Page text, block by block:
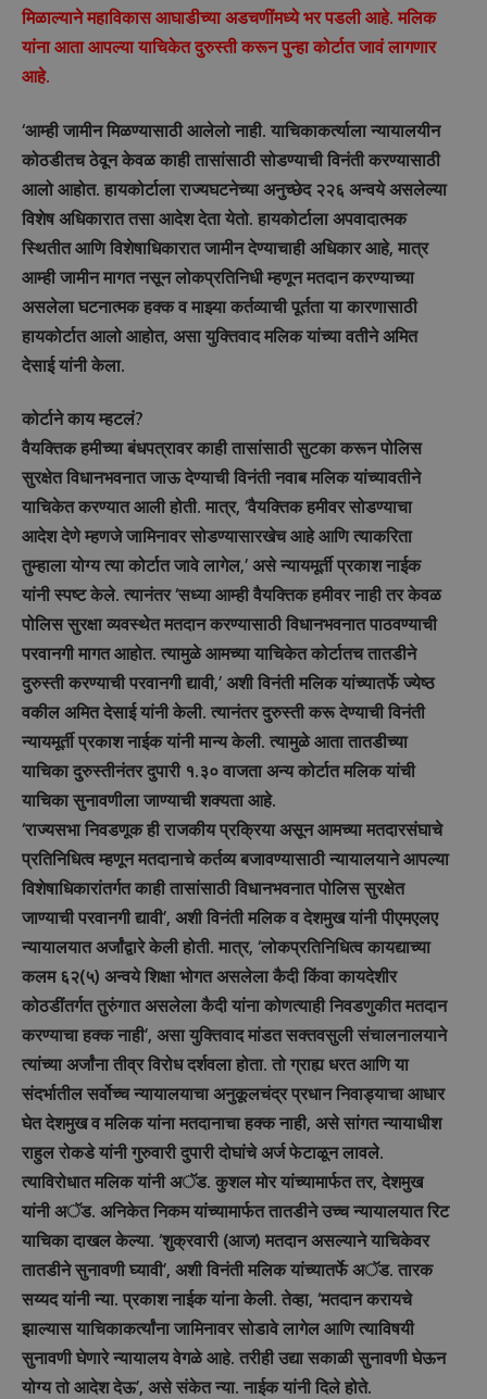
मिळाल्याने महाविकास आघाडीच्या अडचणींमध्ये भर पडली आहे. मलिक
यांना आता आपल्या याचिकेत दुरुस्ती करून पुन्हा कोर्टात जावं लागणार
आहे.
‘आम्ही जामीन मिळण्यासाठी आलेलो नाही. याचिकाकर्त्याला न्यायालयीन
कोठडीतच ठेवून केवळ काही तासांसाठी सोडण्याची विनंती करण्यासाठी
आलो आहोत. हायकोर्टाला राज्यघटनेच्या अनुच्छेद २२६ अन्वये असलेल्या
विशेष अधिकारात तसा आदेश देता येतो. हायकोर्टाला अपवादात्मक
स्थितीत आणि विशेषाधिकारात जामीन देण्याचाही अधिकार आहे, मात्र
आम्ही जामीन मागत नसून लोकप्रतिनिधी म्हणून मतदान करण्याच्या
असलेला घटनात्मक हक्क व माझ्या कर्तव्याची पूर्तता या कारणासाठी
हायकोर्टात आलो आहोत, असा युक्तिवाद मलिक यांच्या वतीने अमित
देसाई यांनी केला.
कोर्टाने काय म्हटलं?
वैयक्तिक हमीच्या बंधपत्रावर काही तासांसाठी सुटका करून पोलिस
सुरक्षेत विधानभवनात जाऊ देण्याची विनंती नवाब मलिक यांच्यावतीने
याचिकेत करण्यात आली होती. मात्र, ‘वैयक्तिक हमीवर सोडण्याचा
आदेश देणे म्हणजे जामिनावर सोडण्यासारखेच आहे आणि त्याकरिता
तुम्हाला योग्य त्या कोर्टात जावे लागेल,’ असे न्यायमूर्ती प्रकाश नाईक
यांनी स्पष्ट केले. त्यानंतर ‘सध्या आम्ही वैयक्तिक हमीवर नाही तर केवळ
पोलिस सुरक्षा व्यवस्थेत मतदान करण्यासाठी विधानभवनात पाठवण्याची
परवानगी मागत आहोत. त्यामुळे आमच्या याचिकेत कोर्टातच तातडीने
दुरुस्ती करण्याची परवानगी द्यावी,’ अशी विनंती मलिक यांच्यातर्फे ज्येष्ठ
वकील अमित देसाई यांनी केली. त्यानंतर दुरुस्ती करू देण्याची विनंती
न्यायमूर्ती प्रकाश नाईक यांनी मान्य केली. त्यामुळे आता तातडीच्या
याचिका दुरुस्तीनंतर दुपारी १.३० वाजता अन्य कोर्टात मलिक यांची
याचिका सुनावणीला जाण्याची शक्यता आहे.
‘राज्यसभा निवडणूक ही राजकीय प्रक्रिया असून आमच्या मतदारसंघाचे
प्रतिनिधित्व म्हणून मतदानाचे कर्तव्य बजावण्यासाठी न्यायालयाने आपल्या
विशेषाधिकारांतर्गत काही तासांसाठी विधानभवनात पोलिस सुरक्षेत
जाण्याची परवानगी द्यावी’, अशी विनंती मलिक व देशमुख यांनी पीएमएलए
न्यायालयात अर्जांद्वारे केली होती. मात्र, ‘लोकप्रतिनिधित्व कायद्याच्या
कलम ६२(५) अन्वये शिक्षा भोगत असलेला कैदी किंवा कायदेशीर
कोठडींतर्गत तुरुंगात असलेला कैदी यांना कोणत्याही निवडणुकीत मतदान
करण्याचा हक्क नाही’, असा युक्तिवाद मांडत सक्तवसुली संचालनालयाने
त्यांच्या अर्जांना तीव्र विरोध दर्शवला होता. तो ग्राह्य धरत आणि या
संदर्भातील सर्वोच्च न्यायालयाचा अनुकूलचंद्र प्रधान निवाड्याचा आधार
घेत देशमुख व मलिक यांना मतदानाचा हक्क नाही, असे सांगत न्यायाधीश
राहुल रोकडे यांनी गुरुवारी दुपारी दोघांचे अर्ज फेटाळून लावले.
त्याविरोधात मलिक यांनी अॅड. कुशल मोर यांच्यामार्फत तर, देशमुख
यांनी अॅड. अनिकेत निकम यांच्यामार्फत तातडीने उच्च न्यायालयात रिट
याचिका दाखल केल्या. ‘शुक्रवारी (आज) मतदान असल्याने याचिकेवर
तातडीने सुनावणी घ्यावी’, अशी विनंती मलिक यांच्यातर्फे अॅड. तारक
सय्यद यांनी न्या. प्रकाश नाईक यांना केली. तेव्हा, ‘मतदान करायचे
झाल्यास याचिकाकर्त्यांना जामिनावर सोडावे लागेल आणि त्याविषयी
सुनावणी घेणारे न्यायालय वेगळे आहे. तरीही उद्या सकाळी सुनावणी घेऊन
योग्य तो आदेश देऊ’, असे संकेत न्या. नाईक यांनी दिले होते.